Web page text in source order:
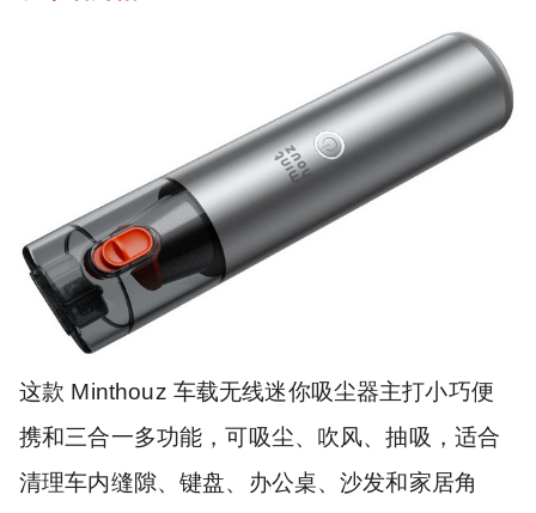
这款 Minthouz 车载无线迷你吸尘器主打小巧便
携和三合一多功能，可吸尘、吹风、抽吸，适合
清理车内缝隙、键盘、办公桌、沙发和家居角